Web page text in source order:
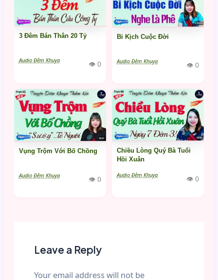
3 Đêm Bán Thân 20 Tỷ
Audio Đêm Khuya 👁 0
Bi Kịch Cuộc Đời
Audio Đêm Khuya 👁 0
Vụng Trộm Với Bố Chồng
Audio Đêm Khuya 👁 0
Chiều Lòng Quý Bà Tuổi
Hồi Xuân
Audio Đêm Khuya 👁 0
Leave a Reply
Your email address will not be